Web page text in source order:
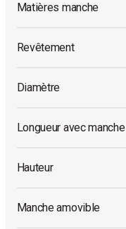
Matières manche
Revêtement
Diamètre
Longueur avec manche
Hauteur
Manche amovible